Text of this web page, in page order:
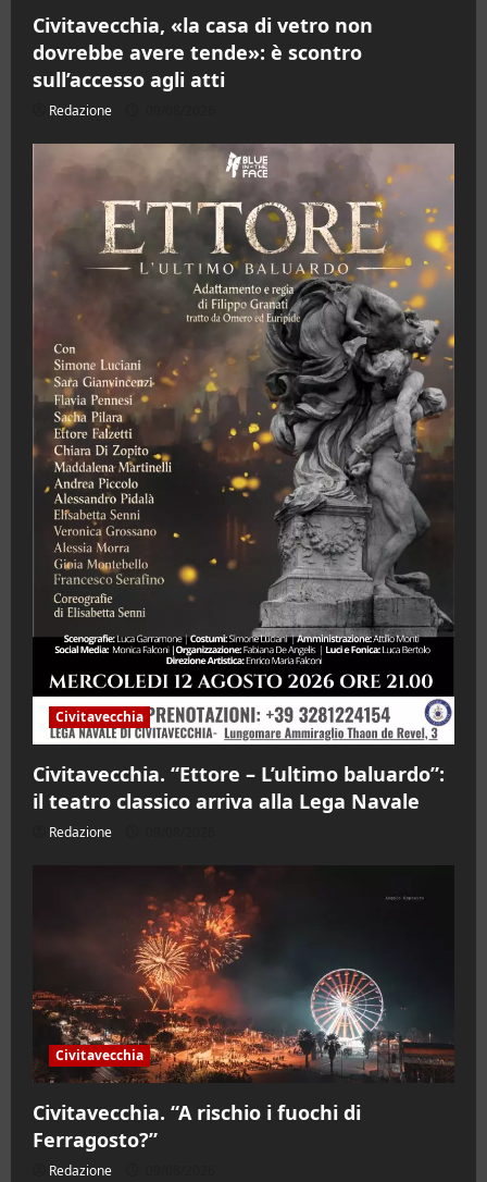
Civitavecchia, «la casa di vetro non
dovrebbe avere tende»: è scontro
sull’accesso agli atti
Redazione
Civitavecchia
Civitavecchia. “Ettore – L’ultimo baluardo”:
il teatro classico arriva alla Lega Navale
Redazione
Civitavecchia
Civitavecchia. “A rischio i fuochi di
Ferragosto?”
Redazione